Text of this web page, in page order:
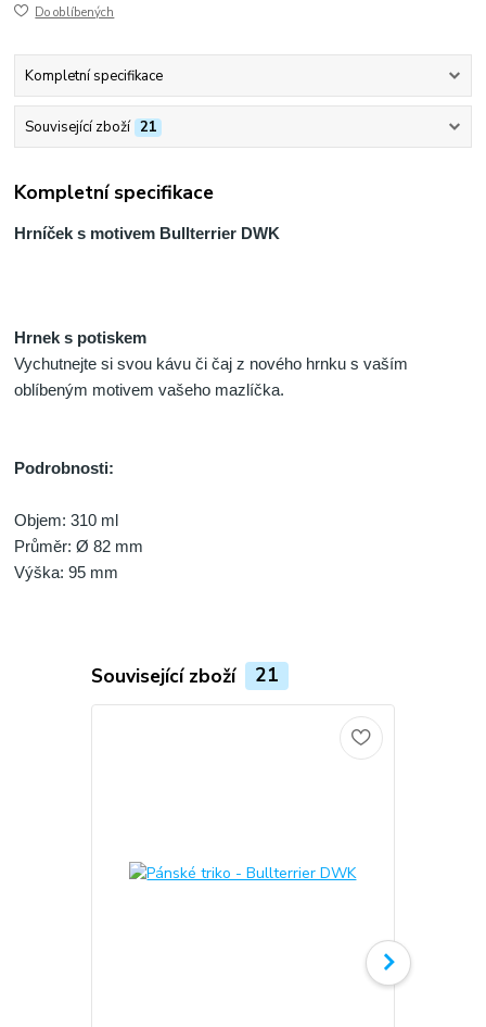
Do oblíbených
Kompletní specifikace
Související zboží 21
Kompletní specifikace
Hrníček s motivem Bullterrier DWK
Hrnek s potiskem
Vychutnejte si svou kávu či čaj z nového hrnku s vaším
oblíbeným motivem vašeho mazlíčka.
Podrobnosti:
Objem: 310 ml
Průměr: Ø 82 mm
Výška: 95 mm
Související zboží 21